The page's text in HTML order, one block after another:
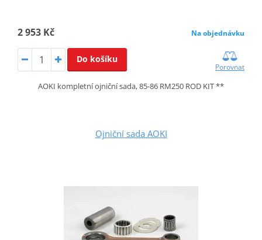
2 953 Kč Na objednávku
Do košíku
Porovnat
AOKI kompletní ojniční sada, 85-86 RM250 ROD KIT **
Ojniční sada AOKI